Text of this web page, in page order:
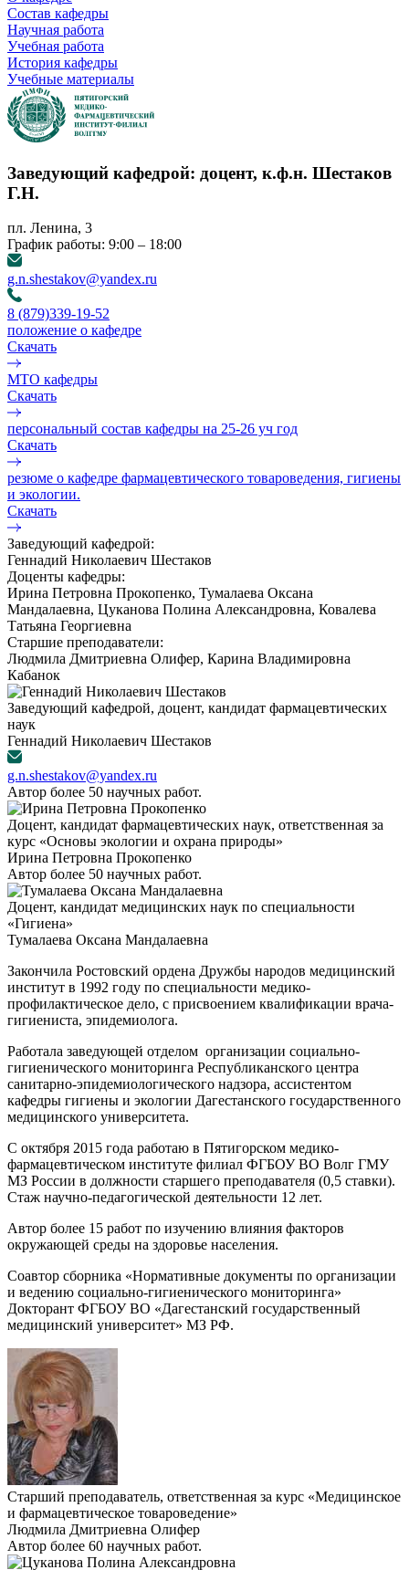
Состав кафедры
Научная работа
Учебная работа
История кафедры
Учебные материалы
Заведующий кафедрой: доцент, к.ф.н. Шестаков
Г.Н.
пл. Ленина, 3
График работы: 9:00 – 18:00
g.n.shestakov@yandex.ru
8 (879)339-19-52
положение о кафедре
Скачать
МТО кафедры
Скачать
персональный состав кафедры на 25-26 уч год
Скачать
резюме о кафедре фармацевтического товароведения, гигиены
и экологии.
Скачать
Заведующий кафедрой:
Геннадий Николаевич Шестаков
Доценты кафедры:
Ирина Петровна Прокопенко, Тумалаева Оксана
Мандалаевна, Цуканова Полина Александровна, Ковалева
Татьяна Георгиевна
Старшие преподаватели:
Людмила Дмитриевна Олифер, Карина Владимировна
Кабанок
Заведующий кафедрой, доцент, кандидат фармацевтических
наук
Геннадий Николаевич Шестаков
g.n.shestakov@yandex.ru
Автор более 50 научных работ.
Доцент, кандидат фармацевтических наук, ответственная за
курс «Основы экологии и охрана природы»
Ирина Петровна Прокопенко
Автор более 50 научных работ.
Доцент, кандидат медицинских наук по специальности
«Гигиена»
Тумалаева Оксана Мандалаевна
Закончила Ростовский ордена Дружбы народов медицинский
институт в 1992 году по специальности медико-
профилактическое дело, с присвоением квалификации врача-
гигиениста, эпидемиолога.
Работала заведующей отделом организации социально-
гигиенического мониторинга Республиканского центра
санитарно-эпидемиологического надзора, ассистентом
кафедры гигиены и экологии Дагестанского государственного
медицинского университета.
С октября 2015 года работаю в Пятигорском медико-
фармацевтическом институте филиал ФГБОУ ВО Волг ГМУ
МЗ России в должности старшего преподавателя (0,5 ставки).
Стаж научно-педагогической деятельности 12 лет.
Автор более 15 работ по изучению влияния факторов
окружающей среды на здоровье населения.
Соавтор сборника «Нормативные документы по организации
и ведению социально-гигиенического мониторинга»
Докторант ФГБОУ ВО «Дагестанский государственный
медицинский университет» МЗ РФ.
Старший преподаватель, ответственная за курс «Медицинское
и фармацевтическое товароведение»
Людмила Дмитриевна Олифер
Автор более 60 научных работ.